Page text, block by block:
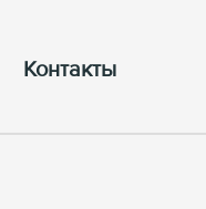
Контакты